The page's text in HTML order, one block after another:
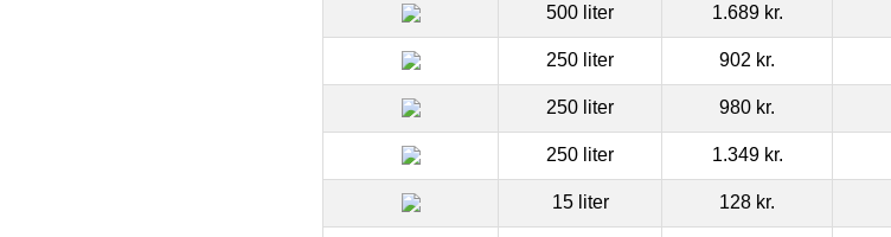
500 liter 1.689 kr.
250 liter 902 kr.
250 liter 980 kr.
250 liter 1.349 kr.
15 liter 128 kr.